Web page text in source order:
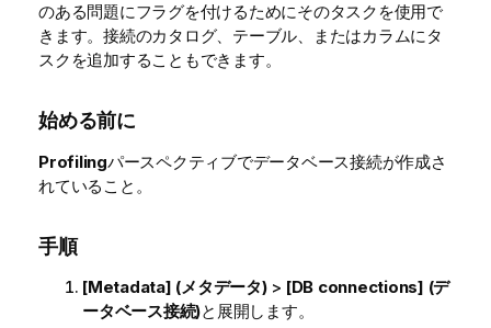
のある問題にフラグを付けるためにそのタスクを使用で
きます。接続のカタログ、テーブル、またはカラムにタ
スクを追加することもできます。
始める前に
Profilingパースペクティブでデータベース接続が作成さ
れていること。
手順
[Metadata] (メタデータ)> [DB connections] (デ
ータベース接続)と展開します。